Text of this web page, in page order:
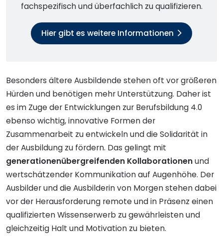
fachspezifisch und überfachlich zu qualifizieren.
Hier gibt es weitere Informationen
Besonders ältere Ausbildende stehen oft vor größeren
Hürden und benötigen mehr Unterstützung. Daher ist
es im Zuge der Entwicklungen zur Berufsbildung 4.0
ebenso wichtig, innovative Formen der
Zusammenarbeit zu entwickeln und die Solidarität in
der Ausbildung zu fördern. Das gelingt mit
generationenübergreifenden Kollaborationenund
wertschätzender Kommunikation auf Augenhöhe. Der
Ausbilder und die Ausbilderin von Morgen stehen dabei
vor der Herausforderung remote und in Präsenz einen
qualifizierten Wissenserwerb zu gewährleisten und
gleichzeitig Halt und Motivation zu bieten.